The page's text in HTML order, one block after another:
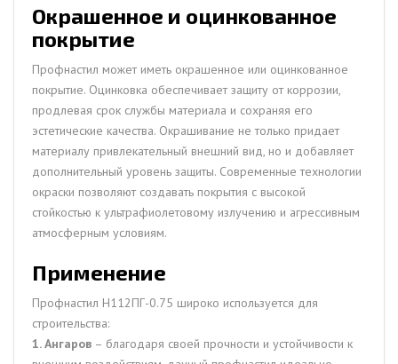
Окрашенное и оцинкованное
покрытие
Профнастил может иметь окрашенное или оцинкованное
покрытие. Оцинковка обеспечивает защиту от коррозии,
продлевая срок службы материала и сохраняя его
эстетические качества. Окрашивание не только придает
материалу привлекательный внешний вид, но и добавляет
дополнительный уровень защиты. Современные технологии
окраски позволяют создавать покрытия с высокой
стойкостью к ультрафиолетовому излучению и агрессивным
атмосферным условиям.
Применение
Профнастил H112ПГ-0.75 широко используется для
строительства:
1. Ангаров – благодаря своей прочности и устойчивости к